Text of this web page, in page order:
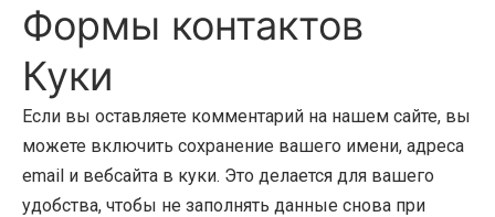
Формы контактов
Куки
Если вы оставляете комментарий на нашем сайте, вы
можете включить сохранение вашего имени, адреса
email и вебсайта в куки. Это делается для вашего
удобства, чтобы не заполнять данные снова при